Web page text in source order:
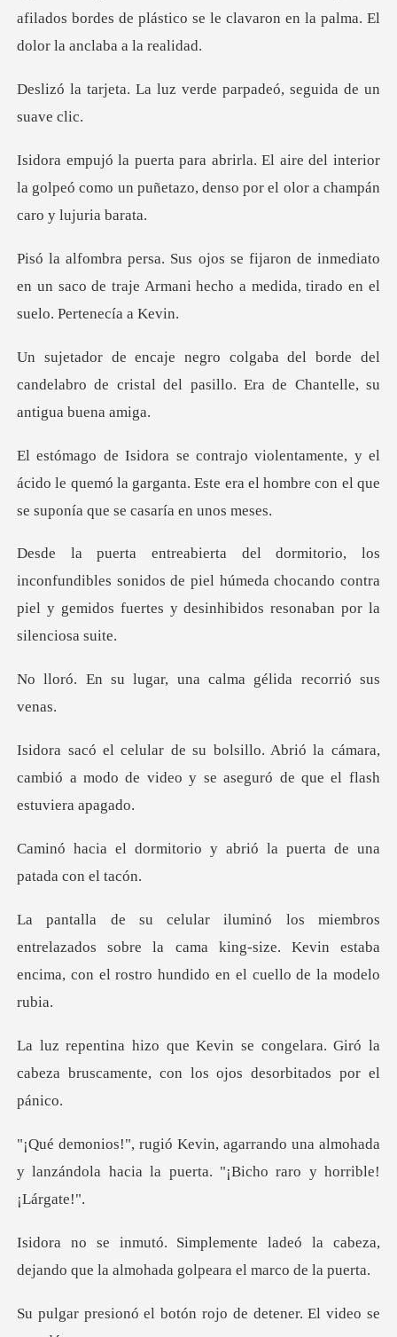
afilados bordes de plástico se le clava
luz verde parpadeó, s
del interior
la golpeó como un puñetazo, dens
inmediato
en un saco de traje Armani hecho a
orde del
candelabro de cristal del pasillo
el
ácido le quemó la garganta. Este era el hombre
ibles sonidos de piel húmeda chocando contra
piel y gemido
ar, una calma gélid
rió la cámara,
cambió a modo de video y se
io y abrió la puerta de
azados sobre la cama king-size. Kevin estaba
encima,
gelara. Giró la
cabeza bruscamente, co
una almohada
y lanzándola hacia la puer
adeó la cabeza,
dejando que la almo
botón rojo de detene